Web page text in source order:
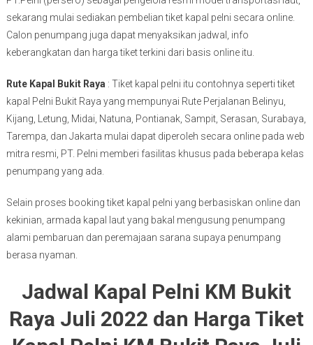
sekarang mulai sediakan pembelian tiket kapal pelni secara online.
Calon penumpang juga dapat menyaksikan jadwal, info
keberangkatan dan harga tiket terkini dari basis online itu.
Rute Kapal Bukit Raya : Tiket kapal pelni itu contohnya seperti tiket
kapal Pelni Bukit Raya yang mempunyai Rute Perjalanan Belinyu,
Kijang, Letung, Midai, Natuna, Pontianak, Sampit, Serasan, Surabaya,
Tarempa, dan Jakarta mulai dapat diperoleh secara online pada web
mitra resmi, PT. Pelni memberi fasilitas khusus pada beberapa kelas
penumpang yang ada.
Selain proses booking tiket kapal pelni yang berbasiskan online dan
kekinian, armada kapal laut yang bakal mengusung penumpang
alami pembaruan dan peremajaan sarana supaya penumpang
berasa nyaman.
Jadwal Kapal Pelni KM Bukit
Raya Juli 2022 dan Harga Tiket